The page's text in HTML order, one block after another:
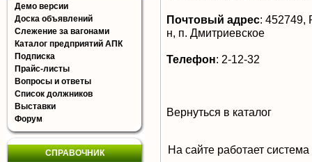
Демо версии
Доска объявлений
Слежение за вагонами
Каталог предприятий АПК
Подписка
Прайс-листы
Вопросы и ответы
Список должников
Выставки
Форум
СПРАВОЧНИК
Почтовый адрес: 452749,
н, п. Дмитриевское
Телефон: 2-12-32
Вернуться в каталог
На сайте работает